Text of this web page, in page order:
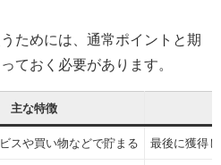
ためには、通常ポイントと期
ておく必要があります。
主な特徴
スや買い物などで貯まる
最後に獲得